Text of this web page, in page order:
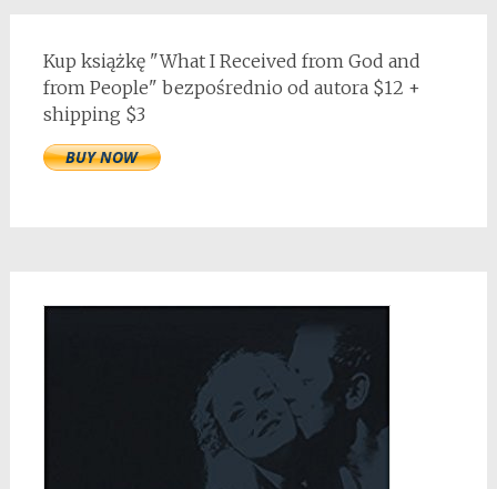
Kup książkę "What I Received from God and
from People" bezpośrednio od autora $12 +
shipping $3